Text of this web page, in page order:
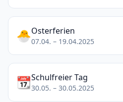
🐣Osterferien
07.04. – 19.04.2025
📆Schulfreier Tag
30.05. – 30.05.2025